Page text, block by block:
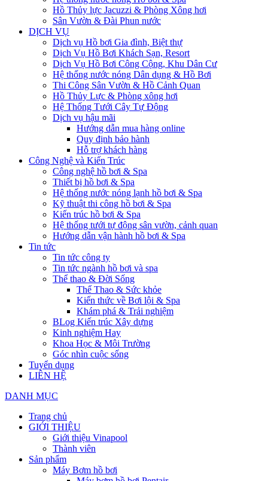
Hồ Thủy lực Jacuzzi & Phòng Xông hơi
Sân Vườn & Đài Phun nước
DỊCH VỤ
Dịch vụ Hồ bơi Gia đình, Biệt thự
Dịch Vụ Hồ Bơi Khách Sạn, Resort
Dịch Vụ Hồ Bơi Công Cộng, Khu Dân Cư
Hệ thống nước nóng Dân dụng & Hồ Bơi
Thi Công Sân Vườn & Hồ Cảnh Quan
Hồ Thủy Lực & Phòng xông hơi
Hệ Thống Tưới Cây Tự Động
Dịch vụ hậu mãi
Hướng dẫn mua hàng online
Quy định bảo hành
Hỗ trợ khách hàng
Công Nghệ và Kiến Trúc
Công nghệ hồ bơi & Spa
Thiết bị hồ bơi & Spa
Hệ thống nước nóng lạnh hồ bơi & Spa
Kỹ thuật thi công hồ bơi & Spa
Kiến trúc hồ bơi & Spa
Hệ thống tưới tự động sân vườn, cảnh quan
Hướng dẫn vận hành hồ bơi & Spa
Tin tức
Tin tức công ty
Tin tức ngành hồ bơi và spa
Thể thao & Đời Sống
Thể Thao & Sức khỏe
Kiến thức về Bơi lội & Spa
Khám phá & Trải nghiệm
BLog Kiến trúc Xây dựng
Kinh nghiệm Hay
Khoa Học & Môi Trường
Góc nhìn cuộc sống
Tuyển dụng
LIÊN HỆ
DANH MỤC
Trang chủ
GIỚI THIỆU
Giới thiệu Vinapool
Thành viên
Sản phẩm
Máy Bơm hồ bơi